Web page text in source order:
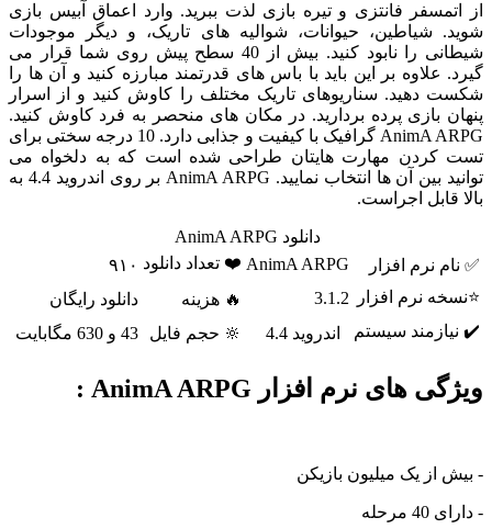
از اتمسفر فانتزی و تیره بازی لذت ببرید. وارد اعماق آبیس بازی
شوید. شیاطین، حیوانات، شوالیه های تاریک، و دیگر موجودات
شیطانی را نابود کنید. بیش از 40 سطح پیش روی شما قرار می
گیرد. علاوه بر این باید با باس های قدرتمند مبارزه کنید و آن ها را
شکست دهید. سناریوهای تاریک مختلف را کاوش کنید و از اسرار
پنهان بازی پرده بردارید. در مکان های منحصر به فرد کاوش کنید.
AnimA ARPG گرافیک با کیفیت و جذابی دارد. 10 درجه سختی برای
تست کردن مهارت هایتان طراحی شده است که به دلخواه می
توانید بین آن ها انتخاب نمایید. AnimA ARPG بر روی اندروید 4.4 به
بالا قابل اجراست.
دانلود AnimA ARPG
✅ نام نرم افزار
AnimA ARPG ❤️ تعداد دانلود ۹۱۰
⭐نسخه نرم افزار
3.1.2 🔥 هزینه
دانلود رایگان
✔️ نیازمند سیستم
اندروید 4.4 🔆 حجم فایل 43 و 630 مگابایت
ویژگی های نرم افزار AnimA ARPG :
- بیش از یک میلیون بازیکن
- دارای 40 مرحله